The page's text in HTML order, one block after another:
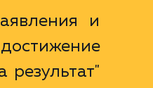
и
результат"